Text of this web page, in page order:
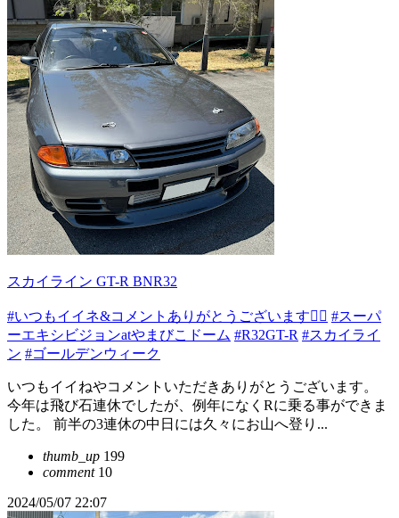
スカイライン GT-R BNR32
#いつもイイネ&コメントありがとうございます🙇‍♂️ #スーパ
ーエキシビジョンatやまびこドーム #R32GT-R #スカイライ
ン #ゴールデンウィーク
いつもイイねやコメントいただきありがとうございます。
今年は飛び石連休でしたが、例年になくRに乗る事ができま
した。 前半の3連休の中日には久々にお山へ登り...
thumb_up 199
comment10
2024/05/07 22:07